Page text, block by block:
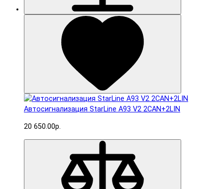
Автосигнализация StarLine A93 V2 2CAN+2LIN
20 650.00р.